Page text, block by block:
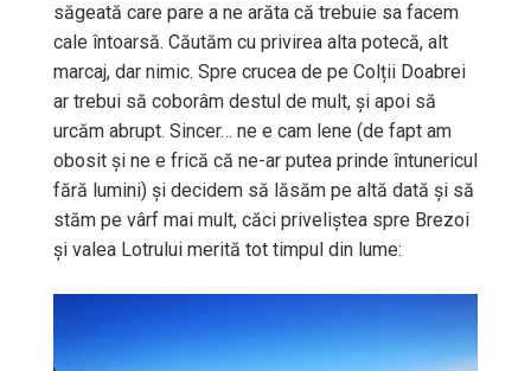
săgeată care pare a ne arăta că trebuie sa facem
cale întoarsă. Căutăm cu privirea alta potecă, alt
marcaj, dar nimic. Spre crucea de pe Colții Doabrei
ar trebui să coborâm destul de mult, și apoi să
urcăm abrupt. Sincer… ne e cam lene (de fapt am
obosit și ne e frică că ne-ar putea prinde întunericul
fără lumini) și decidem să lăsăm pe altă dată și să
stăm pe vârf mai mult, căci priveliștea spre Brezoi
și valea Lotrului merită tot timpul din lume: